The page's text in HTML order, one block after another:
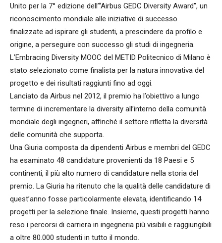
Unito per la 7° edizione dell’“Airbus GEDC Diversity Award”, un
riconoscimento mondiale alle iniziative di successo
finalizzate ad ispirare gli studenti, a prescindere da profilo e
origine, a perseguire con successo gli studi di ingegneria.
L’Embracing Diversity MOOC del METID Politecnico di Milano è
stato selezionato come finalista per la natura innovativa del
progetto e dei risultati raggiunti fino ad oggi.
Lanciato da Airbus nel 2012, il premio ha l’obiettivo a lungo
termine di incrementare la diversity all’interno della comunità
mondiale degli ingegneri, affinché il settore rifletta la diversità
delle comunità che supporta.
Una Giuria composta da dipendenti Airbus e membri del GEDC
ha esaminato 48 candidature provenienti da 18 Paesi e 5
continenti, il più alto numero di candidature nella storia del
premio. La Giuria ha ritenuto che la qualità delle candidature di
quest’anno fosse particolarmente elevata, identificando 14
progetti per la selezione finale. Insieme, questi progetti hanno
reso i percorsi di carriera in ingegneria più visibili e raggiungibili
a oltre 80.000 studenti in tutto il mondo.